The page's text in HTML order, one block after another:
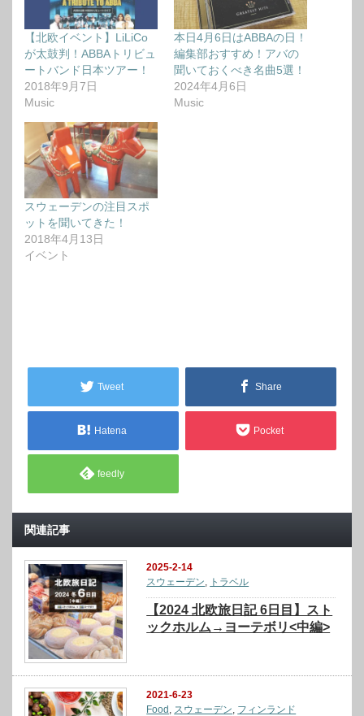
【北欧イベント】LiLiCo
が太鼓判！ABBAトリビュ
ートバンド日本ツアー！
2018年9月7日
Music
本日4月6日はABBAの日！
編集部おすすめ！アバの
聞いておくべき名曲5選！
2024年4月6日
Music
スウェーデンの注目スポ
ットを聞いてきた！
2018年4月13日
イベント
Tweet Share
Hatena Pocket
feedly
関連記事
2025-2-14
スウェーデン, トラベル
【2024 北欧旅日記 6日目】スト
ックホルム→ヨーテボリ<中編>
2021-6-23
Food
スウェーデン フィンランド